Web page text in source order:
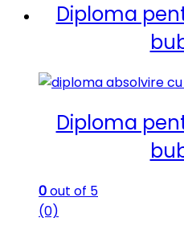
Diploma
Diploma
0out of 5
(0)